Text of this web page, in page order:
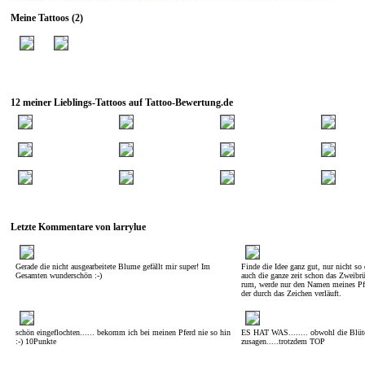
Meine Tattoos (2)
12 meiner Lieblings-Tattoos auf Tattoo-Bewertung.de
Letzte Kommentare von larrylue
Gerade die nicht ausgearbeitete Blume gefällt mir super! Im
Gesamten wunderschön :-)
Finde die Idee ganz gut, nur nicht
auch die ganze zeit schon das
rum, werde nur den Namen meines
der durch das Zeichen verläuft.
schön eingeflochten...... bekomm ich bei meinen Pferd nie so hin
:-) 10Punkte
ES HAT WAS........ obwohl die
zusagen.....trotzdem TOP